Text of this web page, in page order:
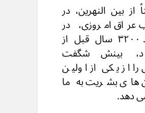
از بین النهرین، در
امروزی، در
حدود ۳۲۰۰ سال قبل از
بینش شگفت
را از یکی از اولین
های بشریتبه ما
دهد.